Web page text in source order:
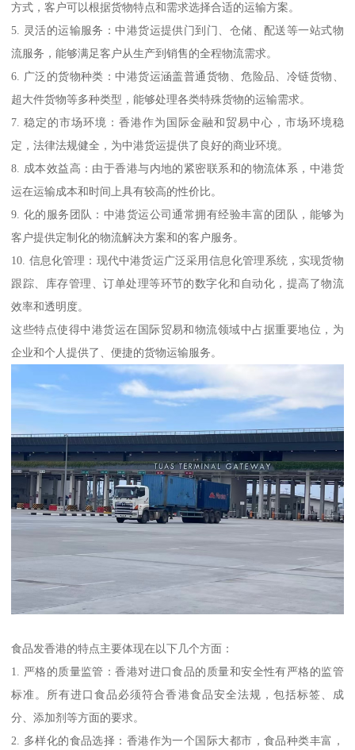
方式，客户可以根据货物特点和需求选择合适的运输方案。
5. 灵活的运输服务：中港货运提供门到门、仓储、配送等一站式物
流服务，能够满足客户从生产到销售的全程物流需求。
6. 广泛的货物种类：中港货运涵盖普通货物、危险品、冷链货物、
超大件货物等多种类型，能够处理各类特殊货物的运输需求。
7. 稳定的市场环境：香港作为国际金融和贸易中心，市场环境稳
定，法律法规健全，为中港货运提供了良好的商业环境。
8. 成本效益高：由于香港与内地的紧密联系和的物流体系，中港货
运在运输成本和时间上具有较高的性价比。
9. 化的服务团队：中港货运公司通常拥有经验丰富的团队，能够为
客户提供定制化的物流解决方案和的客户服务。
10. 信息化管理：现代中港货运广泛采用信息化管理系统，实现货物
跟踪、库存管理、订单处理等环节的数字化和自动化，提高了物流
效率和透明度。
这些特点使得中港货运在国际贸易和物流领域中占据重要地位，为
企业和个人提供了、便捷的货物运输服务。
食品发香港的特点主要体现在以下几个方面：
1. 严格的质量监管：香港对进口食品的质量和安全性有严格的监管
标准。所有进口食品必须符合香港食品安全法规，包括标签、成
分、添加剂等方面的要求。
2. 多样化的食品选择：香港作为一个国际大都市，食品种类丰富，